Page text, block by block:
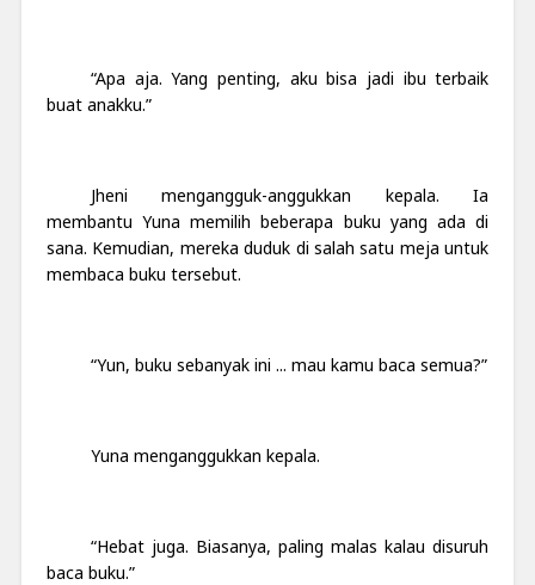
“Apa aja. Yang penting, aku bisa jadi ibu terbaik
buat anakku.”
Jheni mengangguk-anggukkan kepala. Ia
membantu Yuna memilih beberapa buku yang ada di
sana. Kemudian, mereka duduk di salah satu meja untuk
membaca buku tersebut.
“Yun, buku sebanyak ini ... mau kamu baca semua?”
Yuna menganggukkan kepala.
“Hebat juga. Biasanya, paling malas kalau disuruh
baca buku.”